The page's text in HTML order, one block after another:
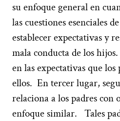
su enfoque general en
las cuestiones esenciales
establecer expectativas y
mala conducta de los
en las expectativas que
ellos. En tercer lugar,
relacionaa los padrescon
enfoque similar. Tales